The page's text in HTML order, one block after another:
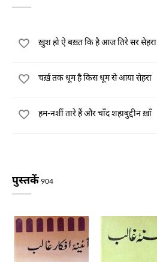
ख़ुश हो ऐ बख़्त कि है आज तिरे सर सेहरा
चर्ख़ तक धूम है किस धूम से आया सेहरा
हम-नशीं तारे हैं और चाँद शहाबुद्दीन ख़ाँ
पुस्तकें 904